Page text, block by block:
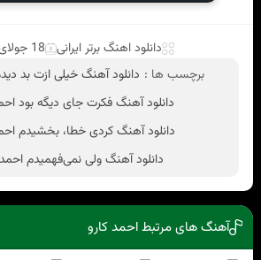
دانلود اهنگ برتر ایرانی
18 جولای 2025
برچسب ها : دانلود آهنگ خیلی ازت بد
دانلود آهنگ فکرت جای دیگه بود
دانلود آهنگ کردی خطا، بخشیدم
دانلود آهنگ ولی نمی‌فهمیدم
آهنگ های مرتبط احمد کارو